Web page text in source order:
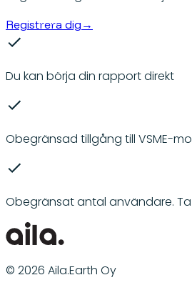
Registrera dig →
Du kan börja din rapport direkt
Obegränsad tillgång till VSME-
Obegränsat antal användare.
© 2026 Aila.Earth Oy